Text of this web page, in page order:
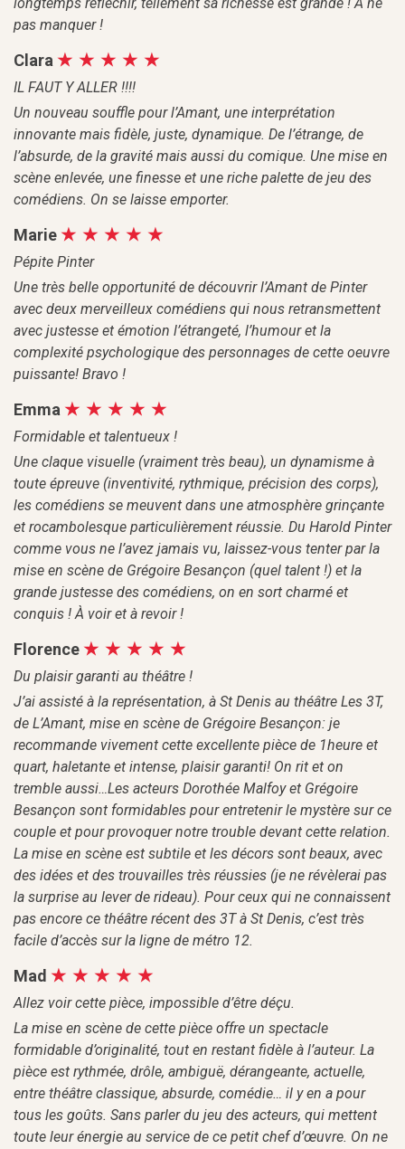
pas manquer !
Clara
IL FAUT Y ALLER !!!!
Un nouveau souffle pour l’Amant, une interprétation
innovante mais fidèle, juste, dynamique. De l’étrange, de
l’absurde, de la gravité mais aussi du comique. Une mise en
scène enlevée, une finesse et une riche palette de jeu des
comédiens. On se laisse emporter.
Marie
Pépite Pinter
Une très belle opportunité de découvrir l’Amant de Pinter
avec deux merveilleux comédiens qui nous retransmettent
avec justesse et émotion l’étrangeté, l’humour et la
complexité psychologique des personnages de cette oeuvre
puissante! Bravo !
Emma
Formidable et talentueux !
Une claque visuelle (vraiment très beau), un dynamisme à
toute épreuve (inventivité, rythmique, précision des corps),
les comédiens se meuvent dans une atmosphère grinçante
et rocambolesque particulièrement réussie. Du Harold Pinter
comme vous ne l’avez jamais vu, laissez-vous tenter par la
mise en scène de Grégoire Besançon (quel talent !) et la
grande justesse des comédiens, on en sort charmé et
conquis ! À voir et à revoir !
Florence
Du plaisir garanti au théâtre !
J’ai assisté à la représentation, à St Denis au théâtre Les 3T,
de L’Amant, mise en scène de Grégoire Besançon: je
recommande vivement cette excellente pièce de 1heure et
quart, haletante et intense, plaisir garanti! On rit et on
tremble aussi…Les acteurs Dorothée Malfoy et Grégoire
Besançon sont formidables pour entretenir le mystère sur ce
couple et pour provoquer notre trouble devant cette relation.
La mise en scène est subtile et les décors sont beaux, avec
des idées et des trouvailles très réussies (je ne révèlerai pas
la surprise au lever de rideau). Pour ceux qui ne connaissent
pas encore ce théâtre récent des 3T à St Denis, c’est très
facile d’accès sur la ligne de métro 12.
Mad
Allez voir cette pièce, impossible d’être déçu.
La mise en scène de cette pièce offre un spectacle
formidable d’originalité, tout en restant fidèle à l’auteur. La
pièce est rythmée, drôle, ambiguë, dérangeante, actuelle,
entre théâtre classique, absurde, comédie… il y en a pour
tous les goûts. Sans parler du jeu des acteurs, qui mettent
toute leur énergie au service de ce petit chef d’œuvre. On ne